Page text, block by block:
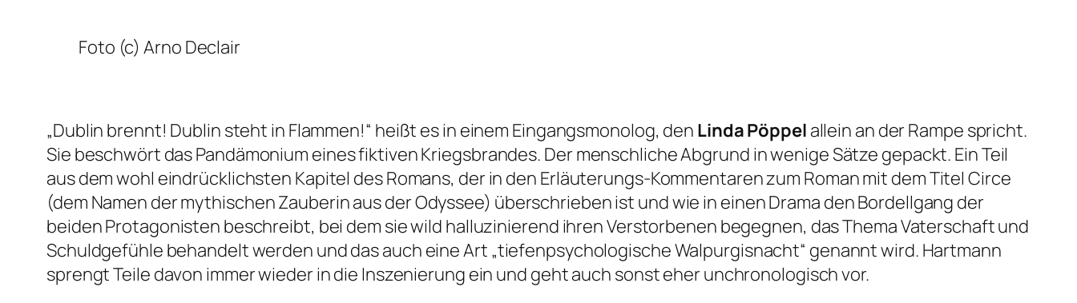
Foto (c) Arno Declair
„Dublin brennt! Dublin steht in Flammen!“ heißt es in einem Eingangsmonolog, den Linda Pöppel allein an der Rampe spricht.
Sie beschwört das Pandämonium eines fiktiven Kriegsbrandes. Der menschliche Abgrund in wenige Sätze gepackt. Ein Teil
aus dem wohl eindrücklichsten Kapitel des Romans, der in den Erläuterungs-Kommentaren zum Roman mit dem TitelCirce
(dem Namen der mythischen Zauberin aus der Odyssee) überschrieben ist und wie in einen Drama den Bordellgang der
beiden Protagonisten beschreibt, bei dem sie wild halluzinierend ihren Verstorbenen begegnen, das Thema Vaterschaft und
Schuldgefühle behandelt werden und das auch eine Art „tiefenpsychologische Walpurgisnacht“ genannt wird. Hartmann
sprengt Teile davon immer wieder in die Inszenierung ein und geht auch sonst eher unchronologisch vor.